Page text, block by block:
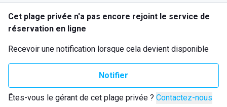
Cet plage privée n'a pas encore rejoint le service de
réservation en ligne
Recevoir une notification lorsque cela devient disponible
Notifier
Êtes-vous le gérant de cet plage privée ? Contactez-nous